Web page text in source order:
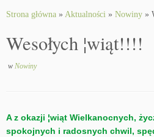
Strona główna » Aktualności » Nowiny »
Wesołych ¦wiąt!!!!
w Nowiny
A z okazji ¦wiąt Wielkanocnych,
spokojnych i radosnych chwil,